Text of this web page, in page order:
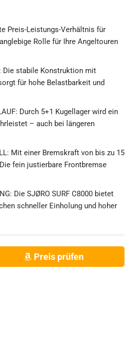
Preis-Leistungs-Verhältnis für
Rolle für Ihre Angeltouren
Die stabile Konstruktion mit
für hohe Belastbarkeit und
Durch 5+1 Kugellager wird ein
– auch bei längeren
Mit einer Bremskraft von bis zu 15
fein justierbare Frontbremse
Die SJØRO SURF C8000 bietet
schneller Einholung und hoher
Preis prüfen